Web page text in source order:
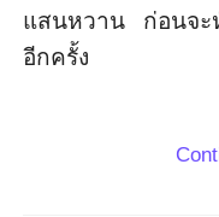
แสนหวาน   ก่อน
อีกครั้ง